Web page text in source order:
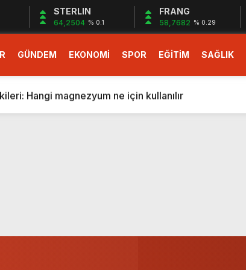
STERLIN
64,2504 % 0.1
FRANG
58,7682 % 0.29
GÜNDEM EKONOMİ SPOR EĞİTİM SAĞLIK
dev teklif
gelecek yeni özellikler belli oldu
Hangi magnezyum ne için kullanılır
başlıyor
dev teklif